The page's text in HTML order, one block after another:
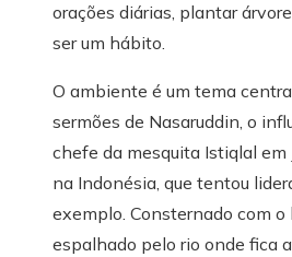
orações diárias, plantar
ser um hábito.
O ambiente é um tema
sermões de Nasaruddin, o
chefe da mesquita Istiqlal em
na Indonésia, que tentou
exemplo. Consternado com o
espalhado pelo rio onde fica a